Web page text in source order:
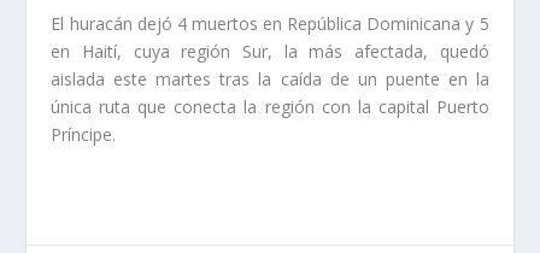
El huracán dejó 4 muertos en República Dominicana y 5
en Haití, cuya región Sur, la más afectada, quedó
aislada este martes tras la caída de un puente en la
única ruta que conecta la región con la capital Puerto
Príncipe.